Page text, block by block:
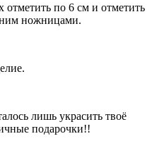
отметить по 6 см и отметить
ним ножницами.
лишь украсить твоё
подарочки!!